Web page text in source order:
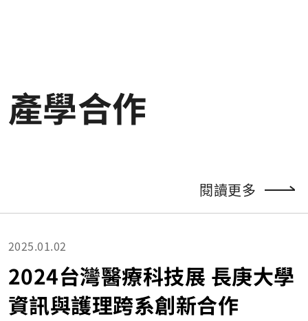
產學合作
閱讀更多
2025.01.02
2024台灣醫療科技展 長庚大學
資訊與護理跨系創新合作